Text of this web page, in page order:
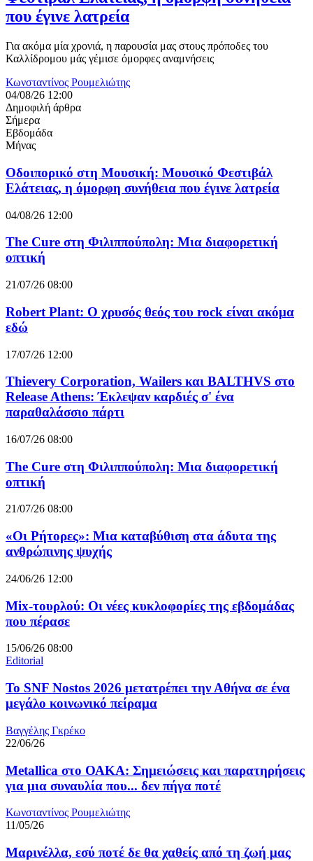
που έγινε λατρεία
Για ακόμα μία χρονιά, η παρουσία μας στους πρόποδες του
Καλλίδρομου μάς γέμισε όμορφες αναμνήσεις
Κωνσταντίνος Ρουμελιώτης
04/08/26 12:00
Δημοφιλή άρθρα
Σήμερα
Εβδομάδα
Μήνας
Οδοιπορικό στη Μουσική: Μουσικό Φεστιβάλ
Ελάτειας, η όμορφη συνήθεια που έγινε λατρεία
04/08/26 12:00
The Cure στη Φιλιππούπολη: Μια διαφορετική
οπτική
21/07/26 08:00
Robert Plant: Ο χρυσός θεός του rock είναι ακόμα
εδώ
17/07/26 12:00
Thievery Corporation, Wailers και BALTHVS στο
Release Athens: Έκλεψαν καρδιές σ' ένα
παραθαλάσσιο πάρτι
16/07/26 08:00
The Cure στη Φιλιππούπολη: Μια διαφορετική
οπτική
21/07/26 08:00
«Οι Ρήτορες»: Μια καταβύθιση στα άδυτα της
ανθρώπινης ψυχής
24/06/26 12:00
Mix-τουρλού: Οι νέες κυκλοφορίες της εβδομάδας
που πέρασε
15/06/26 08:00
Editorial
Το SNF Nostos 2026 μετατρέπει την Αθήνα σε ένα
μεγάλο κοινωνικό πείραμα
Βαγγέλης Γκρέκο
22/06/26
Metallica στο ΟΑΚΑ: Σημειώσεις και παρατηρήσεις
για μια συναυλία που... δεν πήγα ποτέ
Κωνσταντίνος Ρουμελιώτης
11/05/26
Μαρινέλλα, εσύ ποτέ δε θα χαθείς από τη ζωή μας